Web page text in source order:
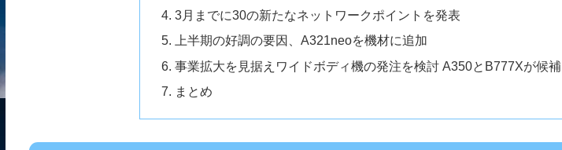
3月までに30の新たなネットワークポイントを発表
上半期の好調の要因、A321neoを機材に追加
事業拡大を見据えワイドボディ機の発注を検討 A350とB777Xが候補
まとめ